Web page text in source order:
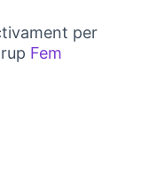
per
Fem